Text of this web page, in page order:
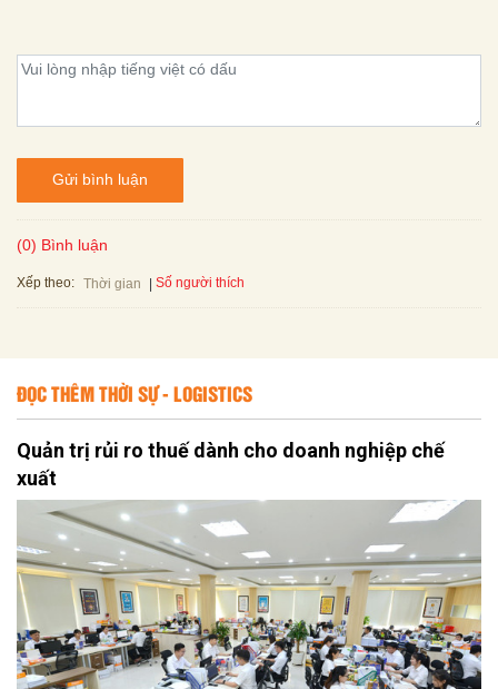
Gửi bình luận
(0) Bình luận
Xếp theo: Thời gian Số người thích
ĐỌC THÊM THỜI SỰ - LOGISTICS
Quản trị rủi ro thuế dành cho doanh nghiệp chế
xuất